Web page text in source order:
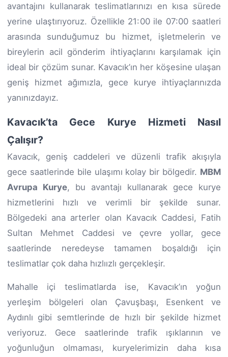
avantajını kullanarak teslimatlarınızı en kısa sürede
yerine ulaştırıyoruz. Özellikle 21:00 ile 07:00 saatleri
arasında sunduğumuz bu hizmet, işletmelerin ve
bireylerin acil gönderim ihtiyaçlarını karşılamak için
ideal bir çözüm sunar. Kavacık’ın her köşesine ulaşan
geniş hizmet ağımızla, gece kurye ihtiyaçlarınızda
yanınızdayız.
Kavacık’ta Gece Kurye Hizmeti Nasıl
Çalışır?
Kavacık, geniş caddeleri ve düzenli trafik akışıyla
gece saatlerinde bile ulaşımı kolay bir bölgedir. MBM
Avrupa Kurye, bu avantajı kullanarak gece kurye
hizmetlerini hızlı ve verimli bir şekilde sunar.
Bölgedeki ana arterler olan Kavacık Caddesi, Fatih
Sultan Mehmet Caddesi ve çevre yollar, gece
saatlerinde neredeyse tamamen boşaldığı için
teslimatlar çok daha hızlıızlı gerçekleşir.
Mahalle içi teslimatlarda ise, Kavacık’ın yoğun
yerleşim bölgeleri olan Çavuşbaşı, Esenkent ve
Aydınlı gibi semtlerinde de hızlı bir şekilde hizmet
veriyoruz. Gece saatlerinde trafik ışıklarının ve
yoğunluğun olmaması, kuryelerimizin daha kısa